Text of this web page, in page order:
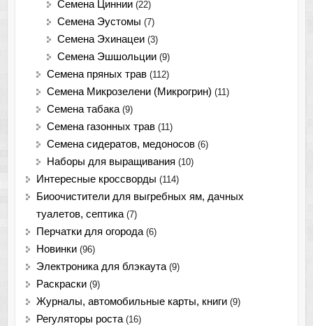
Семена Циннии (22)
Семена Эустомы (7)
Семена Эхинацеи (3)
Семена Эшшольции (9)
Семена пряных трав (112)
Семена Микрозелени (Микрогрин) (11)
Семена табака (9)
Семена газонных трав (11)
Семена сидератов, медоносов (6)
Наборы для выращивания (10)
Интересные кроссворды (114)
Биоочистители для выгребных ям, дачных
туалетов, септика (7)
Перчатки для огорода (6)
Новинки (96)
Электроника для блэкаута (9)
Раскраски (9)
Журналы, автомобильные карты, книги (9)
Регуляторы роста (16)